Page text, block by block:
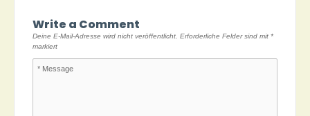
Write a Comment
Deine E-Mail-Adresse wird nicht veröffentlicht. Erforderliche Felder sind mit *
markiert